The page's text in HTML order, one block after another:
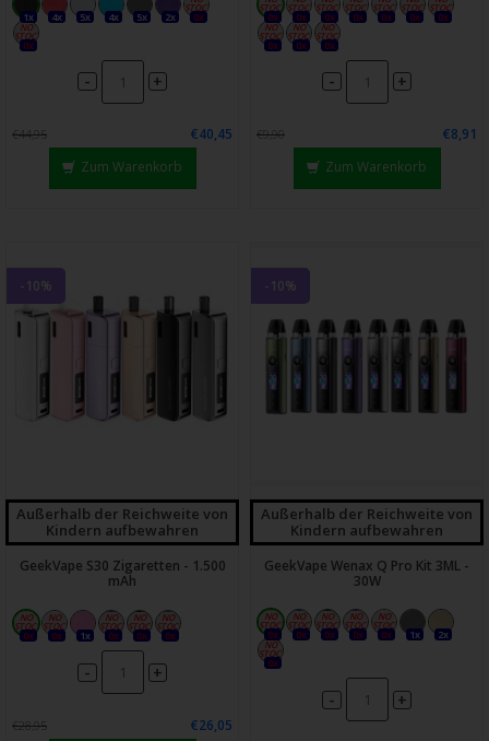
1x 4x 5x 4x 5x 2x
0x
0x
- +
€44,95
€40,45
Zum Warenkorb
0x 0x 0x 0x 0x 0x
0x
0x
0x 0x
- +
€9,90
€8,91
Zum Warenkorb
-10%
Außerhalb der Reichweite von
Kindern aufbewahren
GeekVape S30 Zigaretten - 1.500
mAh
0x 0x 1x 0x 0x 0x
- +
€28,95
€26,05
-10%
Außerhalb der Reichweite von
Kindern aufbewahren
GeekVape Wenax Q Pro Kit 3ML -
30W
0x 0x 0x 0x 0x 1x 2x
0x
- +